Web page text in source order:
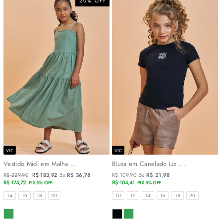
VIC
Vestido Midi em Malha ...
Preço
normal
R$ 229,90 Preço
promocional
R$ 183,92 5xR$ 36,78
R$ 174,72 PIX 5% OFF
TAMANHOS
14 16 18 20
COR
VIC
Blusa em Canelado Liz ...
R$ 109,90 5x R$ 21,98
R$ 104,41 PIX 5% OFF
TAMANHOS
10 12 14 16 18 20
COR